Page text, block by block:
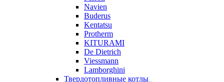
Navien
Buderus
Kentatsu
Protherm
KITURAMI
De Dietrich
Viessmann
Lamborghini
Твердотопливные котлы